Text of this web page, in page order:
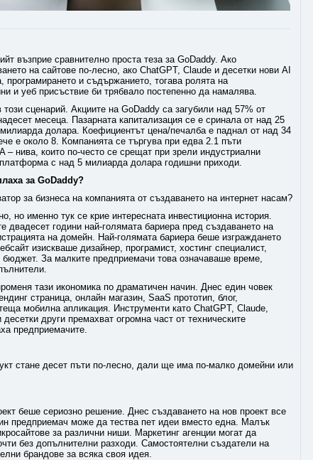
възприе сравнително проста теза за GoDaddy. Ако
на сайтове по-лесно, ако ChatGPT, Claude и десетки нови AI
програмирането и съдържанието, тогава ролята на
и уеб присъствие би трябвало постепенно да намалява.
сценарий. Акциите на GoDaddy са загубили над 57% от
месеца. Пазарната капитализация се е сринала от над 25
долара. Коефициентът цена/печалба е паднал от над 34
е около 8. Компанията се търгува при едва 2.1 пъти
– нива, които по-често се срещат при зрели индустриални
с над 5 милиарда долара годишни приходи.
за GoDaddy?
за бизнеса на компанията от създаването на интернет насам?
но именно тук се крие интересната инвестиционна история.
двадесет години най-голямата бариера пред създаването на
на домейн. Най-голямата бариера беше изграждането
изискваше дизайнер, програмист, хостинг специалист,
бюджет. За малките предприемачи това означаваше време,
тази икономика по драматичен начин. Днес един човек
страница, онлайн магазин, SaaS прототип, блог,
мобилна апликация. Инструменти като ChatGPT, Claude,
други премахват огромна част от техническите
предприемачите.
стане десет пъти по-лесно, дали ще има по-малко домейни или
беше сериозно решение. Днес създаването на нов проект все
предприемач може да тества пет идеи вместо една. Малък
за различни ниши. Маркетинг агенции могат да
без допълнителни разходи. Самостоятелни създатели на
брандове за всяка своя идея.